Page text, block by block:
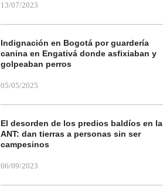
13/07/2023
Indignación en Bogotá por guardería
canina en Engativá donde asfixiaban y
golpeaban perros
05/05/2025
El desorden de los predios baldíos en la
ANT: dan tierras a personas sin ser
campesinos
06/09/2023